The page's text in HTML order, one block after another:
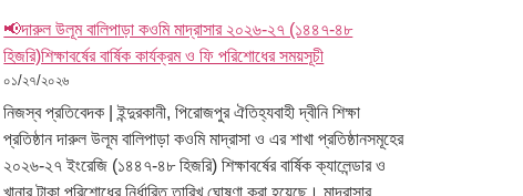
📢দারুল উলূম বালিপাড়া কওমি মাদ্রাসার ২০২৬-২৭ (১৪৪৭-৪৮
হিজরি)শিক্ষাবর্ষের বার্ষিক কার্যক্রম ও ফি পরিশোধের সময়সূচী
০১/২৭/২০২৬
নিজস্ব প্রতিবেদক | ইন্দুরকানী, পিরোজপুর ঐতিহ্যবাহী দ্বীনি শিক্ষা
প্রতিষ্ঠান দারুল উলূম বালিপাড়া কওমি মাদ্রাসা ও এর শাখা প্রতিষ্ঠানসমূহের
২০২৬-২৭ ইংরেজি (১৪৪৭-৪৮ হিজরি) শিক্ষাবর্ষের বার্ষিক ক্যালেন্ডার ও
খানার টাকা পরিশোধের নির্ধারিত তারিখ ঘোষণা করা হয়েছে। মাদ্রাসার